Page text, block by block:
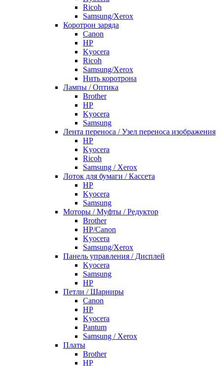
Ricoh
Samsung/Xerox
Коротрон заряда
Canon
HP
Kyocera
Ricoh
Samsung/Xerox
Нить коротрона
Лампы / Оптика
Brother
HP
Kyocera
Samsung
Лента переноса / Узел переноса изображения
HP
Kyocera
Ricoh
Samsung / Xerox
Лоток для бумаги / Кассета
HP
Kyocera
Samsung
Моторы / Муфты / Редуктор
Brother
HP/Canon
Kyocera
Samsung/Xerox
Панель управления / Дисплей
Kyocera
Samsung
НР
Петли / Шарниры
Canon
HP
Kyocera
Pantum
Samsung / Xerox
Платы
Brother
HP